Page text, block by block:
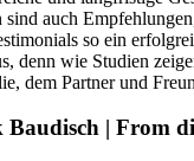
sind auch
so ein
denn wie Studien
dem Partner und
| From